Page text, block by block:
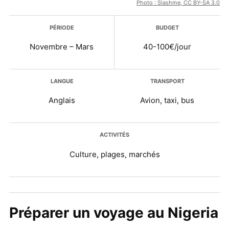
Photo : Slashme, CC BY-SA 3.0
Plus d’infos
PÉRIODE
Novembre – Mars
BUDGET
40-100€/jour
LANGUE
Anglais
TRANSPORT
Avion, taxi, bus
ACTIVITÉS
Culture, plages, marchés
Préparer un voyage au Nigeria